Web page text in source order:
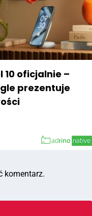
10 oficjalnie –
prezentuje
komentarz.